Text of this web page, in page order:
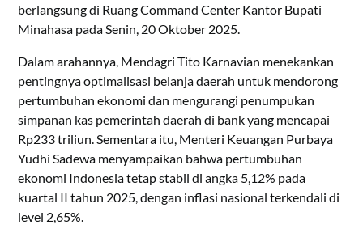
berlangsung di Ruang Command Center Kantor Bupati
Minahasa pada Senin, 20 Oktober 2025.
Dalam arahannya, Mendagri Tito Karnavian menekankan
pentingnya optimalisasi belanja daerah untuk mendorong
pertumbuhan ekonomi dan mengurangi penumpukan
simpanan kas pemerintah daerah di bank yang mencapai
Rp233 triliun. Sementara itu, Menteri Keuangan Purbaya
Yudhi Sadewa menyampaikan bahwa pertumbuhan
ekonomi Indonesia tetap stabil di angka 5,12% pada
kuartal II tahun 2025, dengan inflasi nasional terkendali di
level 2,65%.